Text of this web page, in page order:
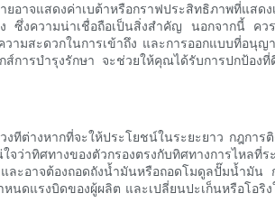
อาจแสดงค่าเบต้าหรือกราฟประสิทธิภาพที่แส
งความน่าเชื่อถือเป็นสิ่งสำคัญ นอกจากนี้ คว
ามสะดวกในการเข้าถึง และการออกแบบที่อนุ
การบำรุงรักษา จะช่วยให้คุณได้รับการปกป้อ
ทีต่างหากที่จะให้ประโยชน์ในระยะยาว กฎกา
ว่าทิศทางของตัวกรองตรงกับทิศทางการไหล
ะอาจต้องถอดถังน้ำมันหรือถอดโมดูลปั๊มน้ำมั
ดแรงบิดของผู้ผลิต และเปลี่ยนปะเก็นหรือโอริ